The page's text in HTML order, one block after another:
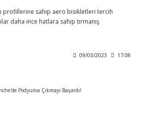
profillerine sahip aero bisikletleri tercih
daha ince hatlara sahip tırmanış
09/03/2023 17:08